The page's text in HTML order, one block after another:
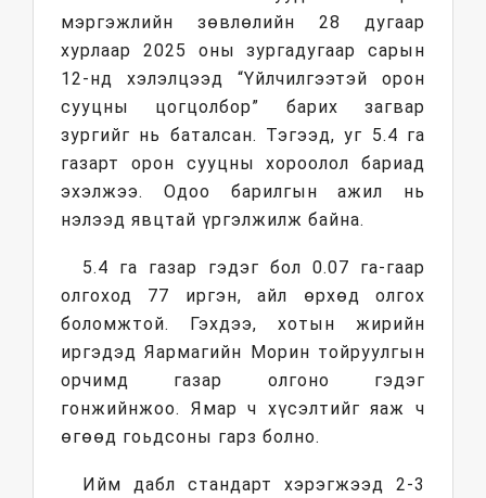
мэргэжлийн зөвлөлийн 28 дугаар
хурлаар 2025 оны зургадугаар сарын
12-нд хэлэлцээд “Үйлчилгээтэй орон
сууцны цогцолбор” барих загвар
зургийг нь баталсан. Тэгээд, уг 5.4 га
газарт орон сууцны хороолол бариад
эхэлжээ. Одоо барилгын ажил нь
нэлээд явцтай үргэлжилж байна.
5.4 га газар гэдэг бол 0.07 га-гаар
олгоход 77 иргэн, айл өрхөд олгох
боломжтой. Гэхдээ, хотын жирийн
иргэдэд Яармагийн Морин тойруулгын
орчимд газар олгоно гэдэг
гонжийнжоо. Ямар ч хүсэлтийг яаж ч
өгөөд гоьдсоны гарз болно.
Ийм дабл стандарт хэрэгжээд 2-3